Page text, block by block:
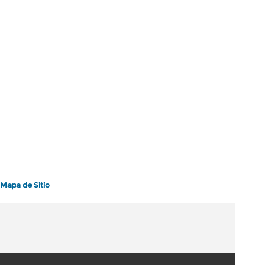
Mapa de Sitio